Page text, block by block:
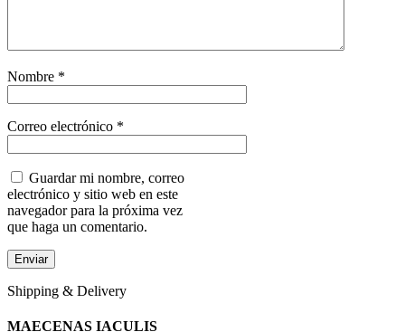
Nombre *
Correo electrónico *
Guardar mi nombre, correo
electrónico y sitio web en este
navegador para la próxima vez
que haga un comentario.
Shipping & Delivery
MAECENAS IACULIS